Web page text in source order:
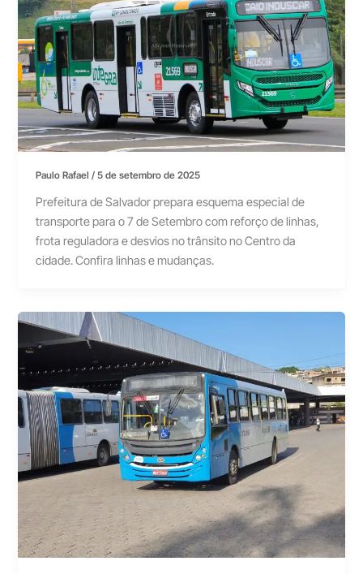
Paulo Rafael/5 de setembro de 2025
Prefeitura de Salvador prepara esquema especial de
transporte para o 7 de Setembro com reforço de linhas,
frota reguladora e desvios no trânsito no Centro da
cidade. Confira linhas e mudanças.